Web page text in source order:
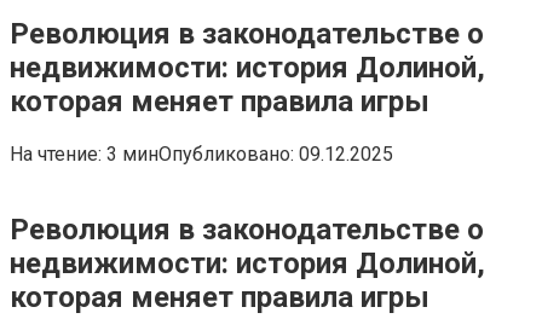
Революция в законодательстве о
недвижимости: история Долиной,
которая меняет правила игры
На чтение: 3 минОпубликовано: 09.12.2025
Революция в законодательстве о
недвижимости: история Долиной,
которая меняет правила игры